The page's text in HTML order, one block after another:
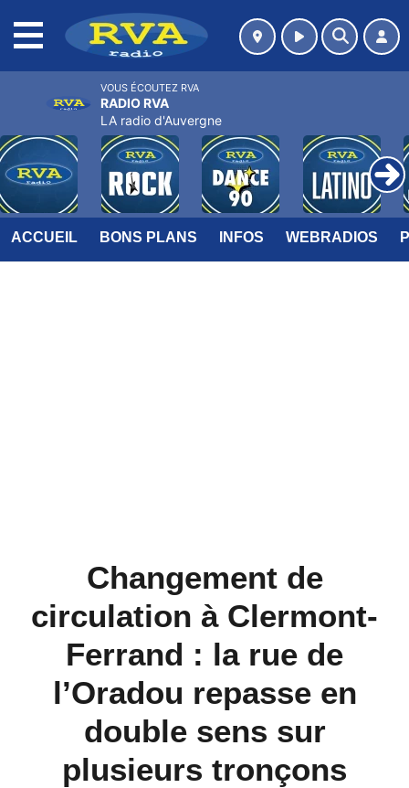
ACCUEIL BONS PLANS INFOS WEBRADIOS
Changement de
circulation à Clermont-
Ferrand : la rue de
l’Oradou repasse en
double sens sur
plusieurs tronçons
VOUS ÉCOUTEZ RVA
RADIO RVA
LA radio d'Auvergne